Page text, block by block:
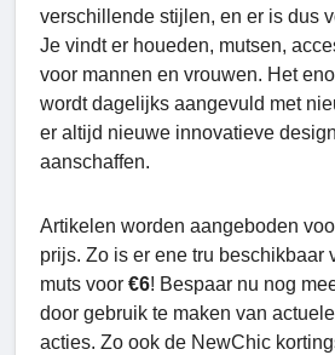
verschillende stijlen, en er is dus
Je vindt er houeden, mutsen,
voor mannen en vrouwen. Het
wordt dagelijks aangevuld met
er altijd nieuwe innovatieve
aanschaffen.
Artikelen worden aangeboden
prijs. Zo is er ene tru beschikbaar
muts voor €6! Bespaar nu nog
door gebruik te maken van
acties. Zo ook de NewChic